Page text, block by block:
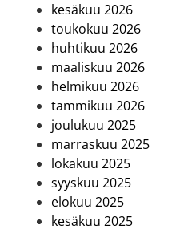
kesäkuu 2026
toukokuu 2026
huhtikuu 2026
maaliskuu 2026
helmikuu 2026
tammikuu 2026
joulukuu 2025
marraskuu 2025
lokakuu 2025
syyskuu 2025
elokuu 2025
kesäkuu 2025